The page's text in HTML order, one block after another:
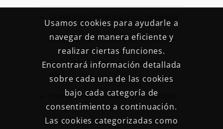
Beneficios de la lectura en la infancia
Las redes sociales y el comienzo en
ellas
Intervenciones asistidas con animales
Usamos cookies para ayudarle a
navegar de manera eficiente y
realizar ciertas funciones.
Encontrará información detallada
sobre cada una de las cookies
bajo cada categoría de
consentimiento a continuación.
Las cookies categorizadas como